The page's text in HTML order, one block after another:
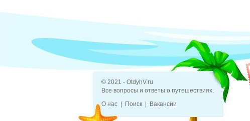
© 2021 - OtdyhV.ru
Все вопросы и ответы о путешествиях.
О нас
Поиск Вакансии